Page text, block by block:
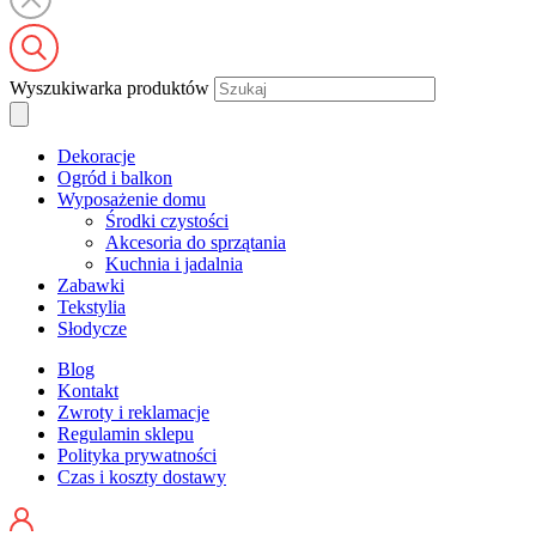
Wyszukiwarka produktów
Dekoracje
Ogród i balkon
Wyposażenie domu
Środki czystości
Akcesoria do sprzątania
Kuchnia i jadalnia
Zabawki
Tekstylia
Słodycze
Blog
Kontakt
Zwroty i reklamacje
Regulamin sklepu
Polityka prywatności
Czas i koszty dostawy